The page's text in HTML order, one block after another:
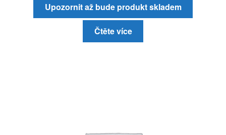
Upozornit až bude produkt skladem
Čtěte více